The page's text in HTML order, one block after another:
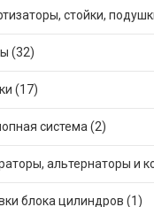
стойки,
(32)
(17)
система (2)
альтернаторы и
блока цилиндров (1)